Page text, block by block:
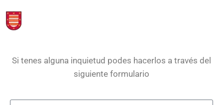
Si tenes alguna inquietud podes hacerlos a través del
siguiente formulario